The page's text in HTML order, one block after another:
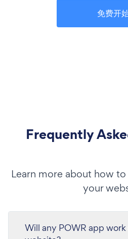
免费开
Frequently
Learn more about how
your
Will any POWR app